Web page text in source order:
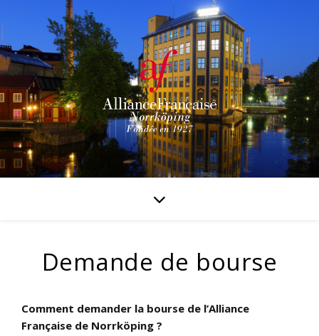
Demande de bourse
Comment demander la bourse de l’Alliance
Française de Norrköping ?